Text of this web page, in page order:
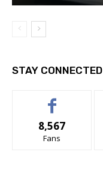
STAY CONNECTED
8,567
Fans